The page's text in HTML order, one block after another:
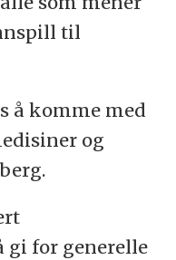
til
å komme med
og
gi for generelle